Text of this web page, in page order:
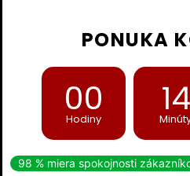
PONUKA
00
Hodiny 14
98 % miera spokojnosti